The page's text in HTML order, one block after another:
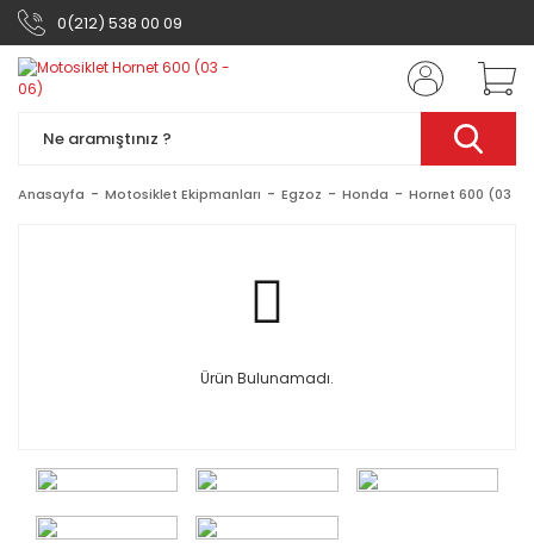
0(212) 538 00 09
Anasayfa Motosiklet Ekipmanları Egzoz Honda Hornet 600 (03 -
Ürün Bulunamadı.